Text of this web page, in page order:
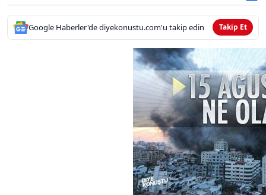
Google Haberler'de diyekonustu.com'u takip edin Takip Et